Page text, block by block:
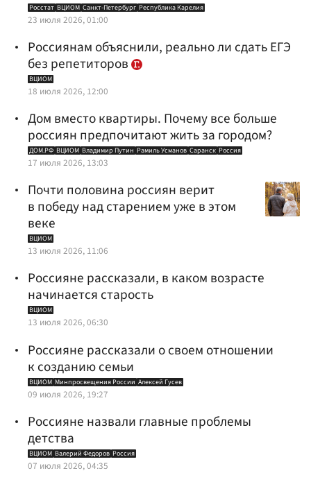
Росстат ВЦИОМ Санкт-Петербург Республика Карелия
23 июля 2026, 01:00
Россиянам объяснили, реально ли сдать ЕГЭ
без репетиторов
ВЦИОМ
18 июля 2026, 12:00
Дом вместо квартиры. Почему все больше
россиян предпочитают жить за городом?
ДОМ.РФ ВЦИОМ Владимир Путин Рамиль Усманов Саранск Россия
17 июля 2026, 13:03
Почти половина россиян верит
в победу над старением уже в этом
веке
ВЦИОМ
13 июля 2026, 11:06
Россияне рассказали, в каком возрасте
начинается старость
ВЦИОМ
13 июля 2026, 06:30
Россияне рассказали о своем отношении
к созданию семьи
ВЦИОМ Минпросвещения России Алексей Гусев
09 июля 2026, 19:27
Россияне назвали главные проблемы
детства
ВЦИОМ Валерий Федоров Россия
07 июля 2026, 04:35